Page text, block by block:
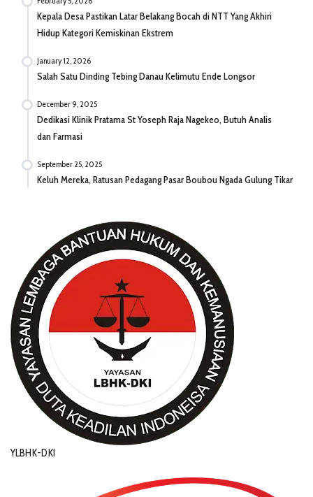
Kepala Desa Pastikan Latar Belakang Bocah di NTT Yang Akhiri
Hidup Kategori Kemiskinan Ekstrem
January 12, 2026
Salah Satu Dinding Tebing Danau Kelimutu Ende Longsor
December 9, 2025
Dedikasi Klinik Pratama St Yoseph Raja Nagekeo, Butuh Analis
dan Farmasi
September 25, 2025
Keluh Mereka, Ratusan Pedagang Pasar Boubou Ngada Gulung Tikar
YLBHK-DKI